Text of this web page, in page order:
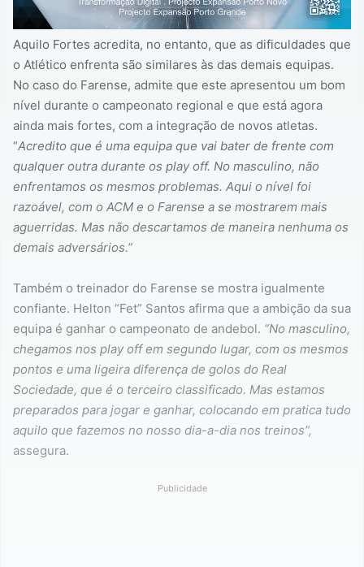
Aquilo Fortes acredita, no entanto, que as dificuldades que
o Atlético enfrenta são similares às das demais equipas.
No caso do Farense, admite que este apresentou um bom
nível durante o campeonato regional e que está agora
ainda mais fortes, com a integração de novos atletas.
“Acredito que é uma equipa que vai bater de frente com
qualquer outra durante os play off. No masculino, não
enfrentamos os mesmos problemas. Aqui o nível foi
razoável, com o ACM e o Farense a se mostrarem mais
aguerridas. Mas não descartamos de maneira nenhuma os
demais adversários.”
Também o treinador do Farense se mostra igualmente
confiante. Helton “Fet” Santos afirma que a ambição da sua
equipa é ganhar o campeonato de andebol. “No masculino,
chegamos nos play off em segundo lugar, com os mesmos
pontos e uma ligeira diferença de golos do Real
Sociedade, que é o terceiro classificado. Mas estamos
preparados para jogar e ganhar, colocando em pratica tudo
aquilo que fazemos no nosso dia-a-dia nos treinos”,
assegura.
Publicidade